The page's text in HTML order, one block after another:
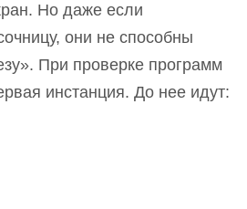
Но даже если
они не способны
При проверке программ
инстанция. До нее идут: